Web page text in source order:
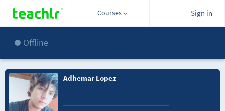
Courses Sign in
Offline
Adhemar Lopez